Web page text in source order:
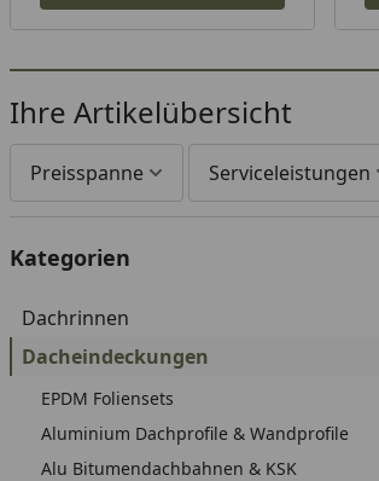
Ihre Artikelübersicht
Preisspanne Serviceleistungen
Kategorien
Dachrinnen
Dacheindeckungen
EPDM Foliensets
Aluminium Dachprofile & Wandprofile
Alu Bitumendachbahnen & KSK